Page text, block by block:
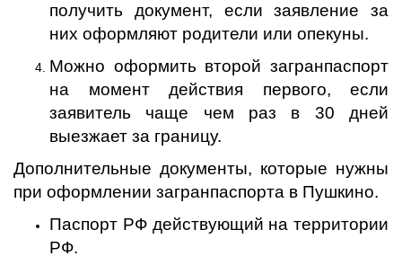
получить документ, если заявление за
них оформляют родители или опекуны.
Можно оформить второй загранпаспорт
на момент действия первого, если
заявитель чаще чем раз в 30 дней
выезжает за границу.
Дополнительные документы, которые нужны
при оформлении загранпаспорта в Пушкино.
Паспорт РФ действующий на территории
РФ.